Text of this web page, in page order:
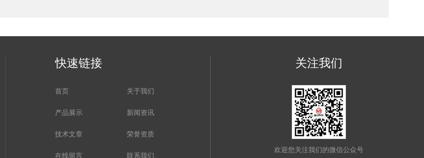
快速链接
首页 关于我们
产品展示 新闻资讯
技术文章 荣誉资质
在线留言 联系我们
关注我们
欢迎您关注我们的微信公众号